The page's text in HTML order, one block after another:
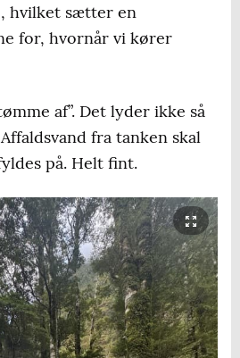
hvilket sætter en
for, hvornår vi kører
af”. Det lyder ikke så
fra tanken skal
på. Helt fint.